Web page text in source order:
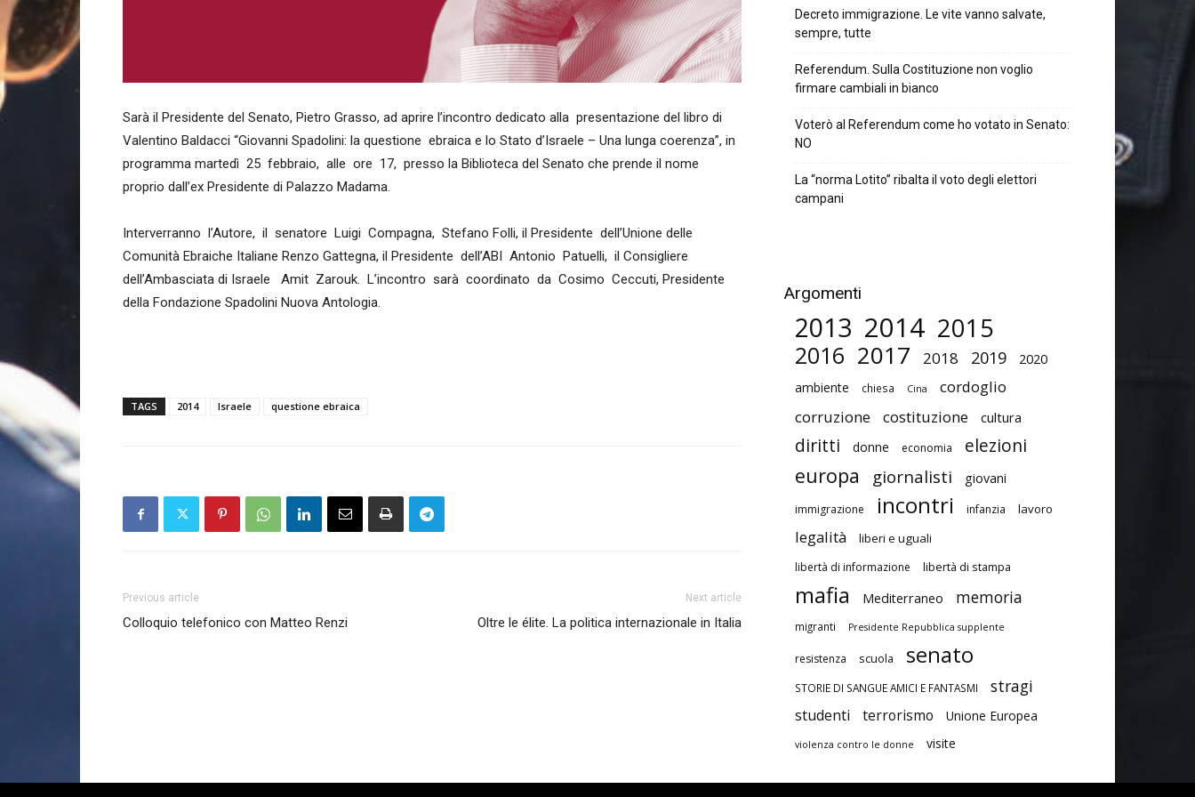
Sarà il Presidente del Senato, Pietro Grasso, ad aprire l’incontro dedicato alla presentazione del libro di
Valentino Baldacci “Giovanni Spadolini: la questione ebraica e lo Stato d’Israele – Una lunga coerenza”, in
programma martedì 25 febbraio, alle ore 17, presso la Biblioteca del Senato che prende il nome
proprio dall’ex Presidente di Palazzo Madama.
Interverranno l’Autore, il senatore Luigi Compagna, Stefano Folli, il Presidente dell’Unione delle
Comunità Ebraiche Italiane Renzo Gattegna, il Presidente dell’ABI Antonio Patuelli, il Consigliere
dell’Ambasciata di Israele Amit Zarouk. L’incontro sarà coordinato da Cosimo Ceccuti, Presidente
della Fondazione Spadolini Nuova Antologia.
TAGS 2014 Israele questione ebraica
Previous article
Colloquio telefonico con Matteo Renzi
Next article
Oltre le élite. La politica internazionale in Italia
Decreto immigrazione. Le vite vanno salvate,
sempre, tutte
Referendum. Sulla Costituzione non voglio
firmare cambiali in bianco
Voterò al Referendum come ho votato in Senato:
NO
La “norma Lotito” ribalta il voto degli elettori
campani
Argomenti
2013 2014 2015
2016 2017 2018 2019 2020
ambiente chiesa Cina
cordoglio
corruzione
costituzione cultura
diritti donne economia elezioni
europa giornalisti giovani
immigrazione incontri infanzia lavoro
legalità liberi e uguali
libertà di informazione libertà di stampa
mafia Mediterraneo memoria
migranti Presidente Repubblica supplente
resistenza scuola senato
STORIE DI SANGUE AMICI E FANTASMI stragi
studenti terrorismo Unione Europea
violenza contro le donne visite